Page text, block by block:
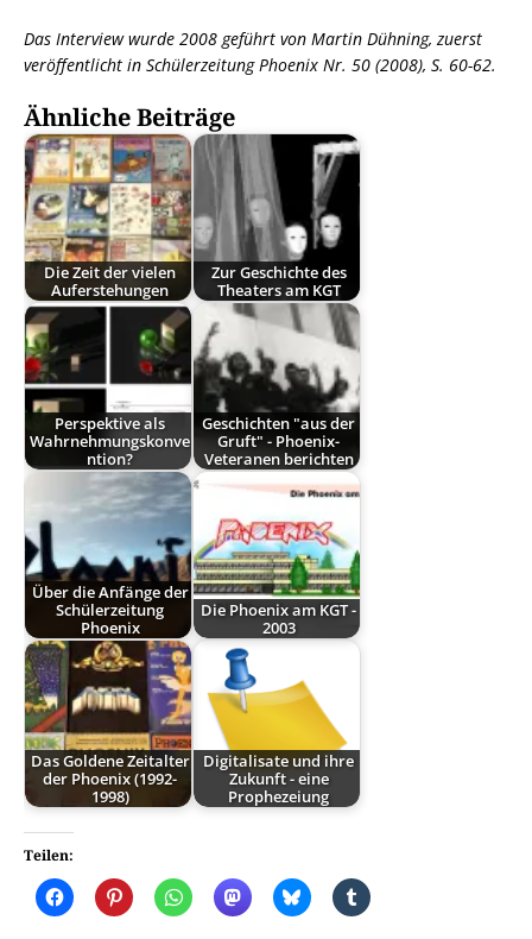
Das Interview wurde 2008 geführt von Martin Dühning, zuerst
veröffentlicht in Schülerzeitung Phoenix Nr. 50 (2008), S. 60-62.
Ähnliche Beiträge
Die Zeit der vielen
Auferstehungen
Zur Geschichte des
Theaters am KGT
Perspektive als
Wahrnehmungskonve
ntion?
Geschichten "aus der
Gruft" - Phoenix-
Veteranen berichten
Über die Anfänge der
Schülerzeitung
Phoenix
Die Phoenix am KGT -
2003
Das Goldene Zeitalter
der Phoenix (1992-
1998)
Digitalisate und ihre
Zukunft - eine
Prophezeiung
Teilen: